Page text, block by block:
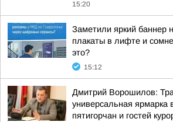
15:20
Заметили яркий баннер
плакаты в лифте и
это?
15:12
Дмитрий Ворошилов:
универсальная ярмарка
пятигорчан и гостей